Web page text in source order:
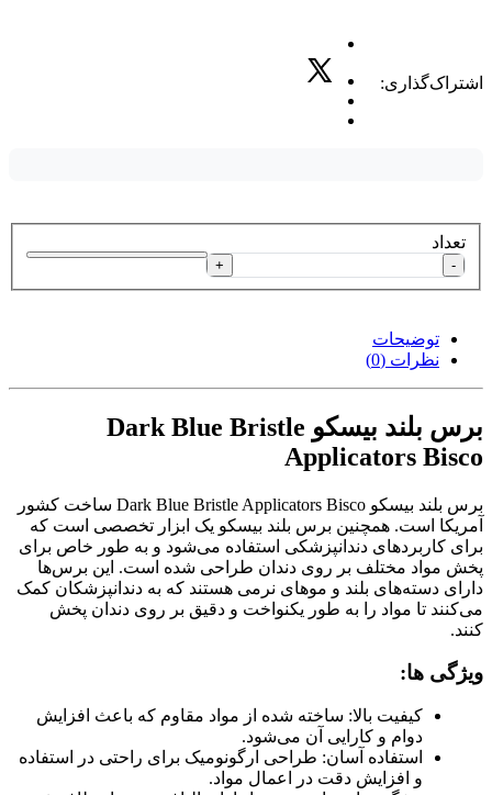
اشتراک‌گذاری:
تعداد
-
+
توضیحات
نظرات (0)
برس بلند بیسکو Dark Blue Bristle
Applicators Bisco
برس بلند بیسکو Dark Blue Bristle Applicators Bisco ساخت کشور
آمریکا است. همچنین برس بلند بیسکو یک ابزار تخصصی است که
برای کاربردهای دندانپزشکی استفاده می‌شود و به طور خاص برای
پخش مواد مختلف بر روی دندان طراحی شده است. این برس‌ها
دارای دسته‌های بلند و موهای نرمی هستند که به دندانپزشکان کمک
می‌کنند تا مواد را به طور یکنواخت و دقیق بر روی دندان پخش
کنند.
ویژگی ها:
کیفیت بالا: ساخته شده از مواد مقاوم که باعث افزایش
دوام و کارایی آن می‌شود.
استفاده آسان: طراحی ارگونومیک برای راحتی در استفاده
و افزایش دقت در اعمال مواد.